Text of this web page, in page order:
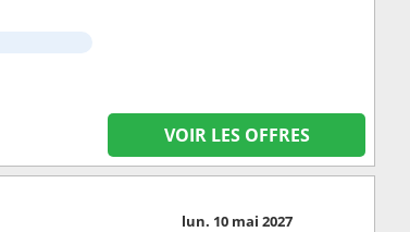
VOIR LES OFFRES
lun. 10 mai 2027